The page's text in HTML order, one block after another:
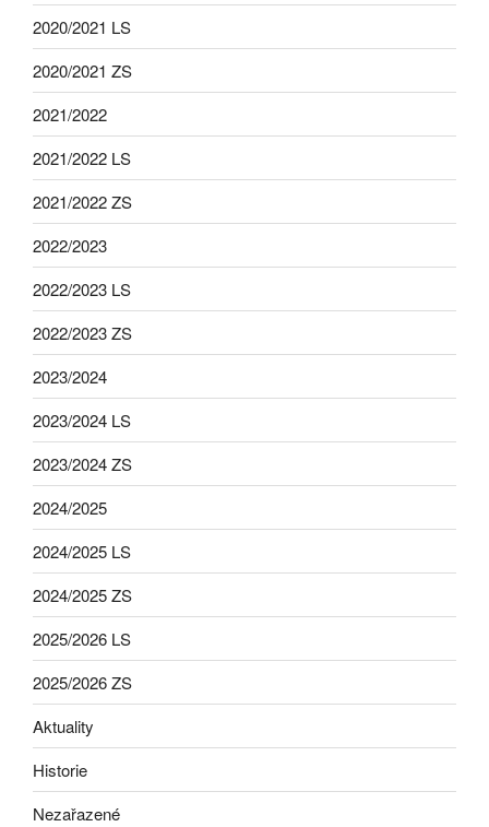
2020/2021 LS
2020/2021 ZS
2021/2022
2021/2022 LS
2021/2022 ZS
2022/2023
2022/2023 LS
2022/2023 ZS
2023/2024
2023/2024 LS
2023/2024 ZS
2024/2025
2024/2025 LS
2024/2025 ZS
2025/2026 LS
2025/2026 ZS
Aktuality
Historie
Nezařazené